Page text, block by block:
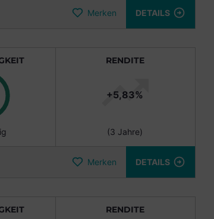
Merken DETAILS
RENDITE
+5,83%
(3 Jahre)
Merken DETAILS
RENDITE